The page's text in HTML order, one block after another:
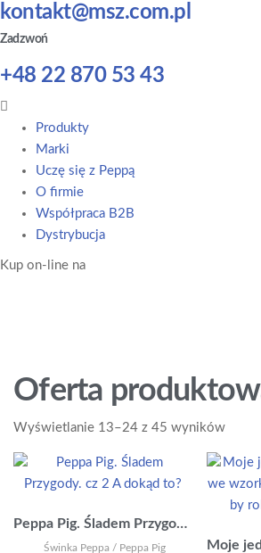
kontakt@msz.com.pl
Zadzwoń
+48 22 870 53 43
Main
Menu
Produkty
Marki
Uczę się z Peppą
O firmie
Współpraca B2B
Dystrybucja
Kup on-line na
Oferta
Wyświetlanie 13–24 z 45 wyników
Peppa Pig. Śladem Przygody. cz 2 A dokąd to?
Świnka Peppa / Peppa Pig